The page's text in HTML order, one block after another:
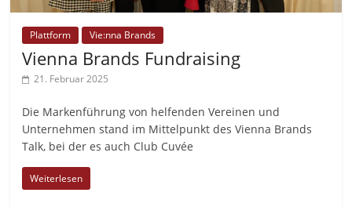
Plattform Vie:nna Brands
Vienna Brands Fundraising
21. Februar 2025
Die Markenführung von helfenden Vereinen und
Unternehmen stand im Mittelpunkt des Vienna Brands
Talk, bei der es auch Club Cuvée
Weiterlesen